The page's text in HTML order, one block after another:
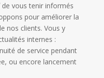
vous tenir informés
pour améliorer la
nos clients. Vous y
internes :
de service pendant
ou encore lancement